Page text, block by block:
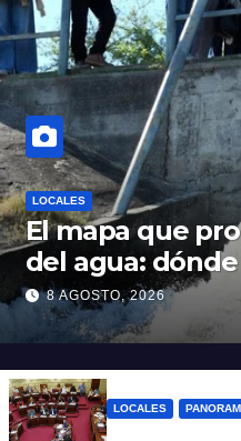
LOCALES
El mapa que
del agua:
puntos de
8 AGOSTO, 2026
LOCALES